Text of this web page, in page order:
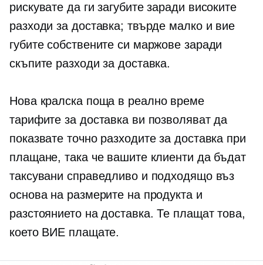
рискувате да ги загубите заради високите
разходи за доставка; твърде малко и вие
губите собствените си маржове заради
скъпите разходи за доставка.
Нова кралска поща в реално време
тарифите за доставка ви позволяват да
показвате точно разходите за доставка при
плащане, така че вашите клиенти да бъдат
таксувани справедливо и подходящо въз
основа на размерите на продукта и
разстоянието на доставка. Те плащат това,
което ВИЕ плащате.